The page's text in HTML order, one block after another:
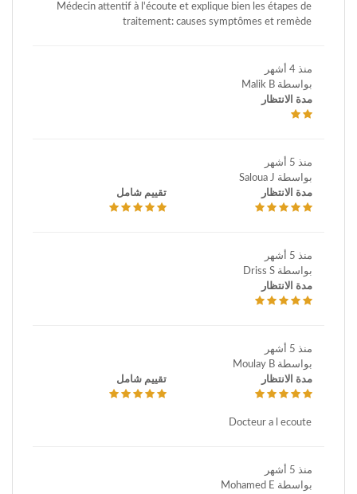
Médecin attentif à l'écoute et explique bien les étapes de
traitement: causes symptômes et remède
منذ 4 أشهر
بواسطة Malik B
مدة الانتظار
منذ 5 أشهر
بواسطة Saloua J
مدة الانتظار
تقييم شامل
منذ 5 أشهر
بواسطة Driss S
مدة الانتظار
منذ 5 أشهر
بواسطة Moulay B
مدة الانتظار
تقييم شامل
Docteur a l ecoute
منذ 5 أشهر
بواسطة Mohamed E